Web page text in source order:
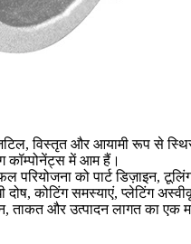
विस्तृत और आयामी रूप से
कॉम्पोनेंट्स में आम हैं।
को पार्ट डिज़ाइन,
दोष, कोटिंग समस्याएं, प्लेटिंग
ताकत और उत्पादन लागत